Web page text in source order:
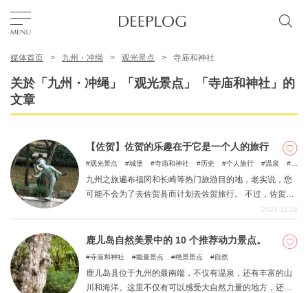
TOP
区域
特色主题
简体中文
USD
媒体首页 九州・冲绳 观光景点 寺庙和神社
关於「九州・冲绳」「观光景点」「寺庙和神社」的
文章
【佐贺】佐贺的乐趣在于它是一个人的旅行
观光景点 城堡 寺庙和神社 历史 个人旅行 温泉
九州之旅遍布福冈和长崎等热门旅游目的地，老实说，您
可能不会为了去佐贺县而计划去佐贺旅行。 不过，佐贺县
也有很多吸引人的旅游景点，包括以陶器闻名的唐津、伊
受日本三大美肤浴之一的嬉野！ 每年秋天，这里都会举办
亚洲最大的热气球节之一，天空中五彩缤纷的热气球蔚为
2023-11-28
鹿儿岛自然美景中的 10 个推荐动力景点。
寺庙和神社 能量景点 绝景景点 自然
鹿儿岛县位于九州的最南端，不仅有温泉，还有丰富的山
川和海洋。这里不仅有可以感受大自然力量的地方，还有